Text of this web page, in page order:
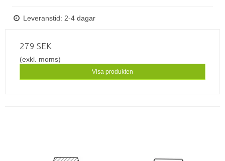
Leveranstid: 2-4 dagar
279 SEK
(exkl. moms)
Visa produkten